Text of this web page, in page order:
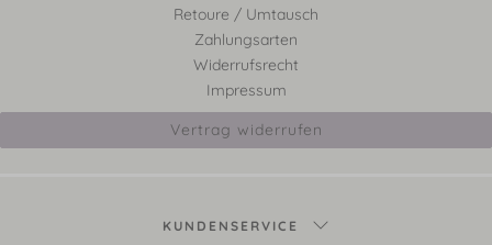
Retoure / Umtausch
Zahlungsarten
Widerrufsrecht
Impressum
Vertrag widerrufen
KUNDENSERVICE